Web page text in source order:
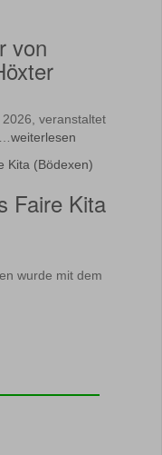
von
veranstaltet
weiterlesen
Faire Kita
wurde mit dem